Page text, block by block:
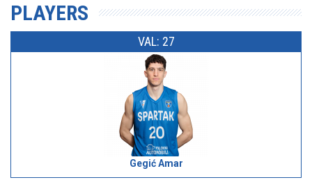
PLAYERS
VAL: 27
Gegić Amar